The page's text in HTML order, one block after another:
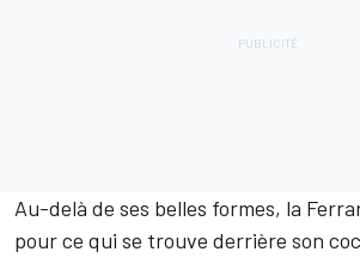
Au-delà de ses belles formes, la
pour ce qui se trouve derrière son